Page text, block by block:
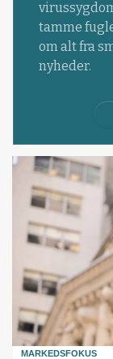
tamme
om alt fra
nyheder.
MARKEDSFOKUS